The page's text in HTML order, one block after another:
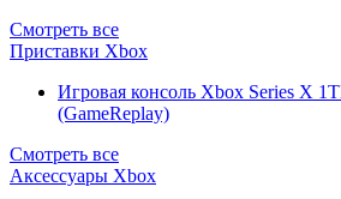
Смотреть все
Приставки Xbox
Игровая консоль Xbox Series X
(GameReplay)
Смотреть все
Аксессуары Xbox